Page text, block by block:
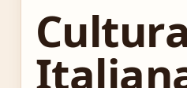
Cultura